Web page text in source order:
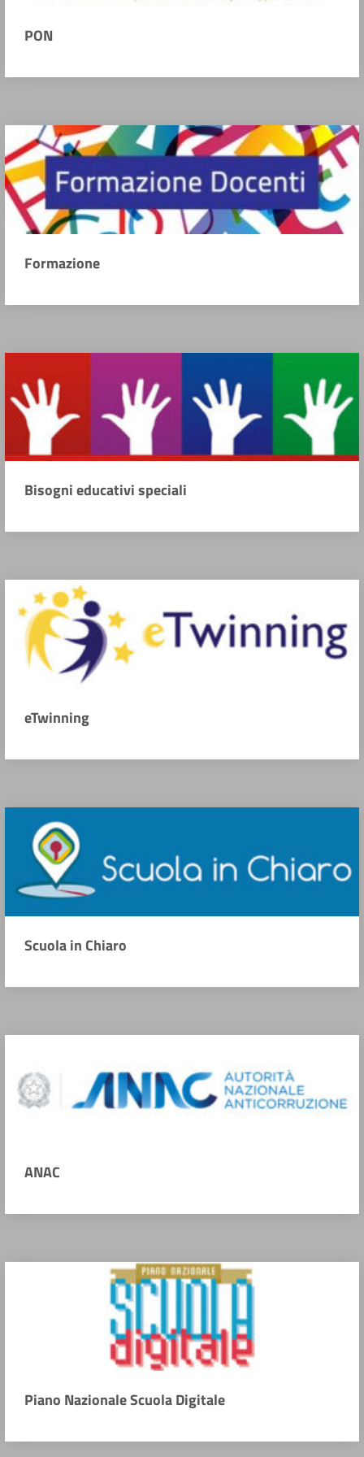
PON
Formazione
Bisogni educativi speciali
eTwinning
Scuola in Chiaro
ANAC
Piano Nazionale Scuola Digitale